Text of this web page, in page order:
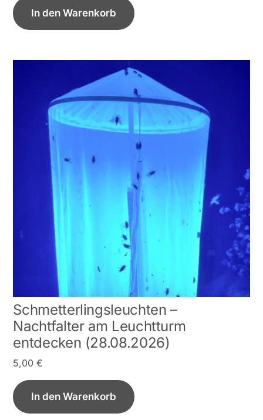
In den Warenkorb
Schmetterlingsleuchten –
Nachtfalter am Leuchtturm
entdecken (28.08.2026)
5,00€
In den Warenkorb